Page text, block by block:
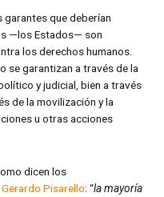
garantes que deberían
—los Estados— son
los derechos humanos.
se garantizan a través de la
y judicial, bien a través
de la movilización y la
u otras acciones
dicen los
Pisarello: “la mayoría